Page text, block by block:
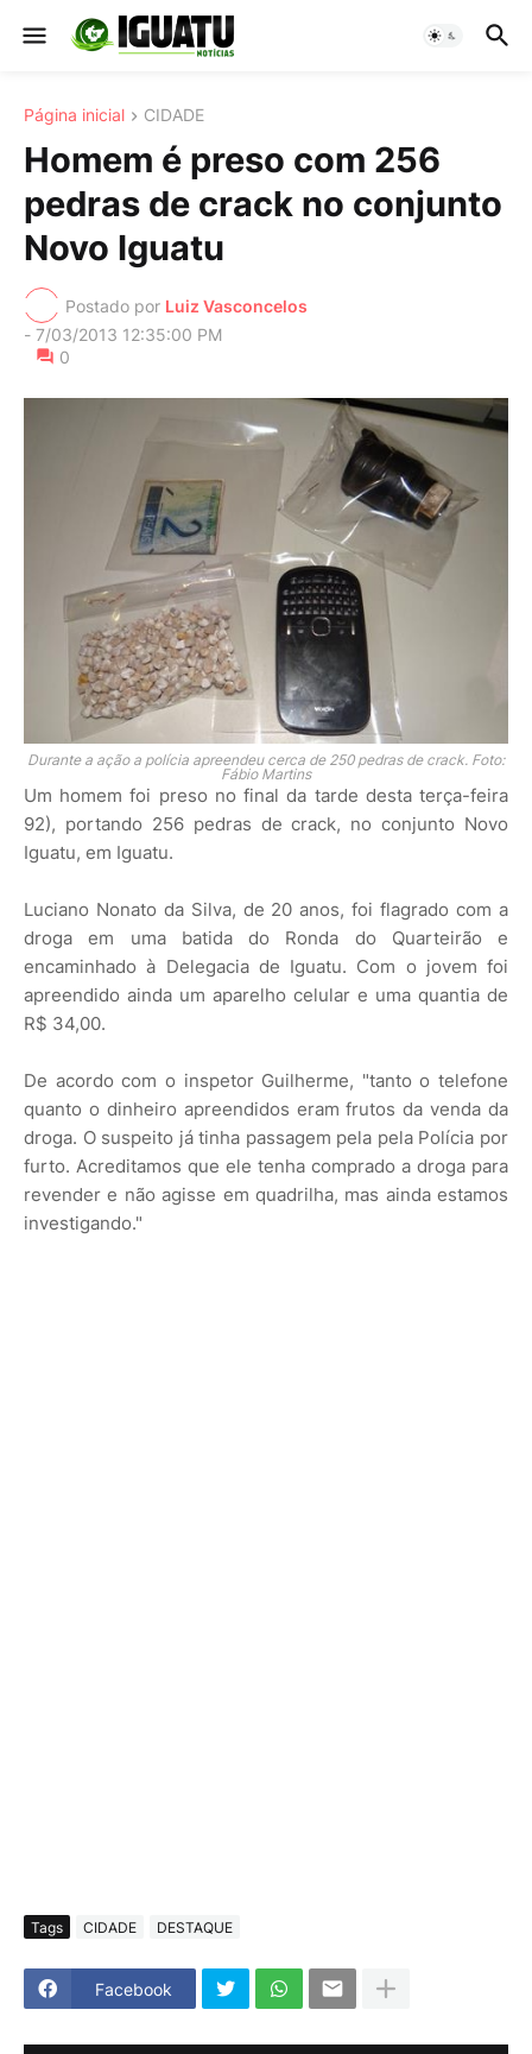
Página inicial CIDADE
Homem é preso com 256
pedras de crack no conjunto
Novo Iguatu
Postado por Luiz Vasconcelos
- 7/03/2013 12:35:00 PM
0
Durante a ação a polícia apreendeu cerca de 250 pedras de crack. Foto:
Fábio Martins
Um homem foi preso no final da tarde desta terça-feira
92), portando 256 pedras de crack, no conjunto Novo
Iguatu, em Iguatu.
Luciano Nonato da Silva, de 20 anos, foi flagrado com a
droga em uma batida do Ronda do Quarteirão e
encaminhado à Delegacia de Iguatu. Com o jovem foi
apreendido ainda um aparelho celular e uma quantia de
R$ 34,00.
De acordo com o inspetor Guilherme, "tanto o telefone
quanto o dinheiro apreendidos eram frutos da venda da
droga. O suspeito já tinha passagem pela pela Polícia por
furto. Acreditamos que ele tenha comprado a droga para
revender e não agisse em quadrilha, mas ainda estamos
investigando."
Tags CIDADE DESTAQUE
Facebook